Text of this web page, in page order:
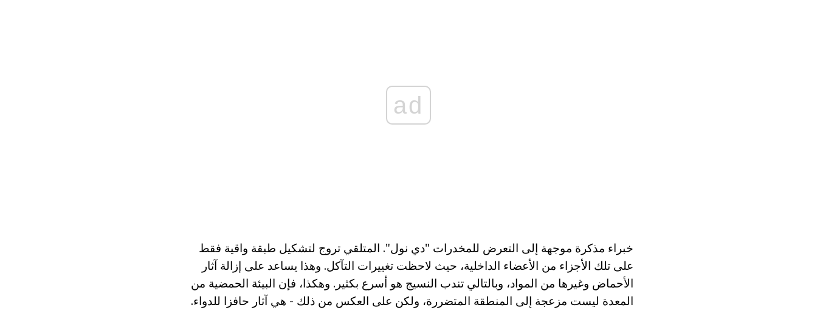
ad
خبراء مذكرة موجهة إلى التعرض للمخدرات "دي نول". المتلقي تروج لتشكيل طبقة واقية فقط
على تلك الأجزاء من الأعضاء الداخلية، حيث لاحظت تغييرات التآكل. وهذا يساعد على إزالة آثار
الأحماض وغيرها من المواد، وبالتالي تندب النسيج هو أسرع بكثير. وهكذا، فإن البيئة الحمضية من
المعدة ليست مزعجة إلى المنطقة المتضررة، ولكن على العكس من ذلك - هي آثار حافزا للدواء.